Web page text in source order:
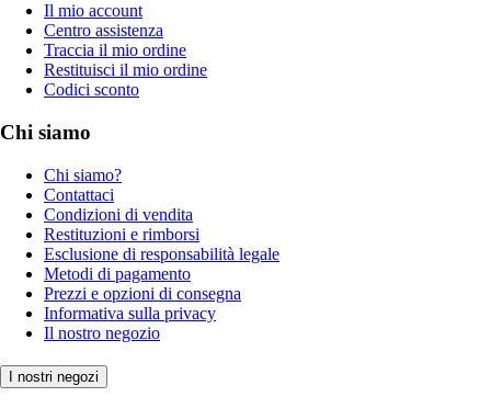
Il mio account
Centro assistenza
Traccia il mio ordine
Restituisci il mio ordine
Codici sconto
Chi siamo
Chi siamo?
Contattaci
Condizioni di vendita
Restituzioni e rimborsi
Esclusione di responsabilità legale
Metodi di pagamento
Prezzi e opzioni di consegna
Informativa sulla privacy
Il nostro negozio
I nostri negozi